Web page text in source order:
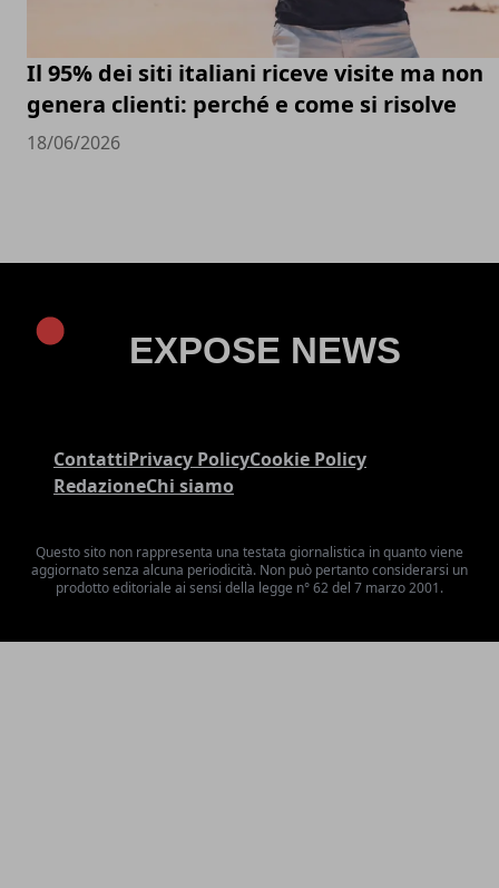
Il 95% dei siti italiani riceve visite ma non
genera clienti: perché e come si risolve
18/06/2026
ContattiPrivacy PolicyCookie Policy
RedazioneChi siamo
Questo sito non rappresenta una testata giornalistica in quanto viene
aggiornato senza alcuna periodicità. Non può pertanto considerarsi un
prodotto editoriale ai sensi della legge n° 62 del 7 marzo 2001.